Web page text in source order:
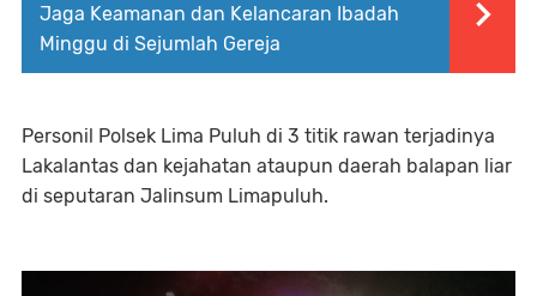
Jaga Keamanan dan Kelancaran Ibadah
Minggu di Sejumlah Gereja
Personil Polsek Lima Puluh di 3 titik rawan terjadinya
Lakalantas dan kejahatan ataupun daerah balapan liar
di seputaran Jalinsum Limapuluh.